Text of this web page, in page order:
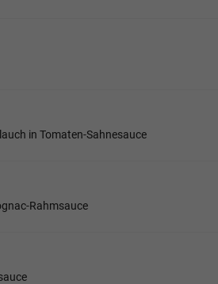
in Tomaten-Sahnesauce
Rahmsauce